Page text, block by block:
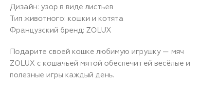
Дизайн: узор в виде листьев
Тип животного: кошки и котята
Французский бренд: ZOLUX
Подарите своей кошке любимую игрушку — мяч
ZOLUX с кошачьей мятой обеспечит ей весёлые и
полезные игры каждый день.